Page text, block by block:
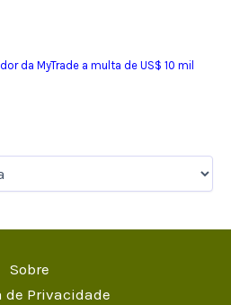
da MyTrade a multa de US$ 10 mil
Sobre
de Privacidade